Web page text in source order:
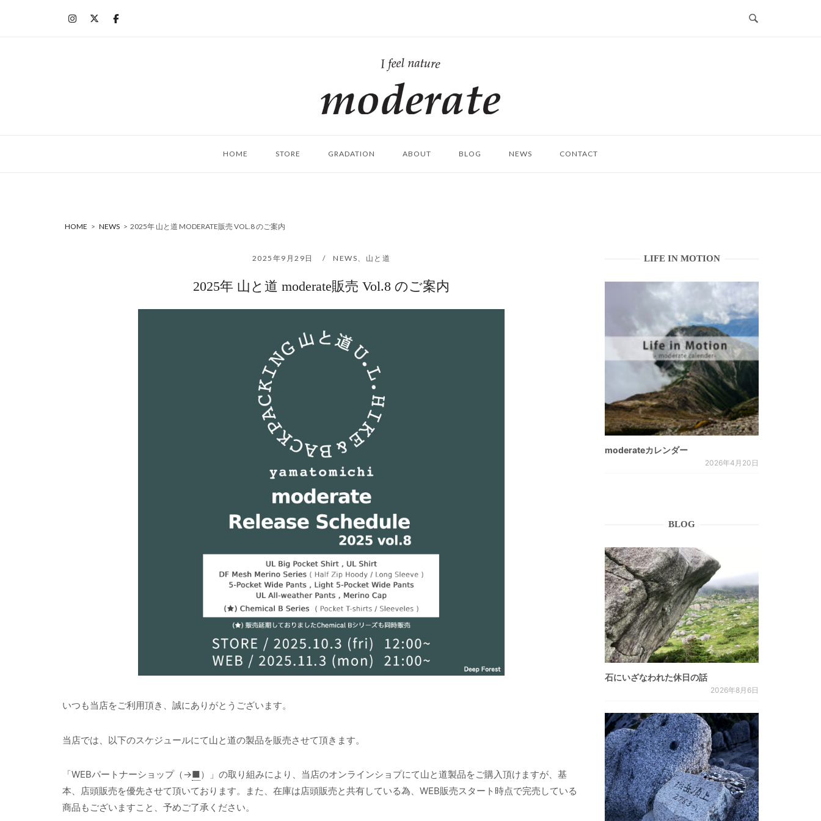
ム
HOME STORE GRADATION ABOUT BLOG NEWS CONTACT
HOME > NEWS > 2025年 山と道 MODERATE販売 VOL.8 のご案内
2025年9月29日 NEWS、 山と道
2025年 山と道 moderate販売 Vol.8 のご案内
いつも当店をご利用頂き、誠にありがとうございます。
当店では、以下のスケジュールにて山と道の製品を販売させて頂きます。
「WEBパートナーショップ（→■）」の取り組みにより、当店のオンラインショプにて山と道製品をご購入頂けますが、基
本、店頭販売を優先させて頂いております。また、在庫は店頭販売と共有している為、WEB販売スタート時点で完売している
商品もございますこと、予めご了承ください。
LIFE IN MOTION
moderateカレンダー
2026年4月20日
BLOG
石にいざなわれた休日の話
2026年8月6日